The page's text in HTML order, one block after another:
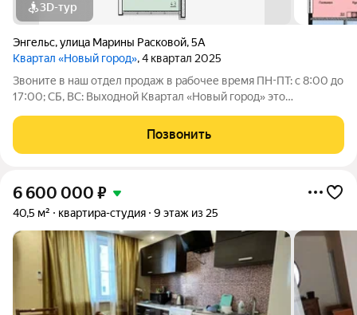
3D-тур
Энгельс,улица Марины Расковой,5А
Квартал «Новый город», 4 квартал 2025
Звоните в наш отдел продаж в рабочее время ПН-ПТ: с 8:00 до
17:00; СБ, ВС: Выходной Квартал «Новый город» это
семьи. Проект развивается по концепции «город в городе», где
всё необходимое
Позвонить
6 600 000 ₽
40,5 м² квартира-студия 9 этаж из 25